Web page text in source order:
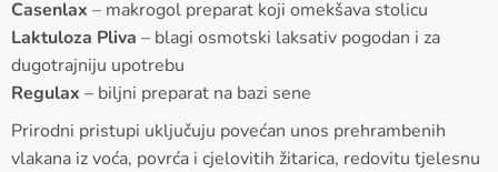
Casenlax – makrogol preparat koji omekšava stolicu
Laktuloza Pliva – blagi osmotski laksativ pogodan i za
dugotrajniju upotrebu
Regulax – biljni preparat na bazi sene
Prirodni pristupi uključuju povećan unos prehrambenih
vlakana iz voća, povrća i cjelovitih žitarica, redovitu tjelesnu